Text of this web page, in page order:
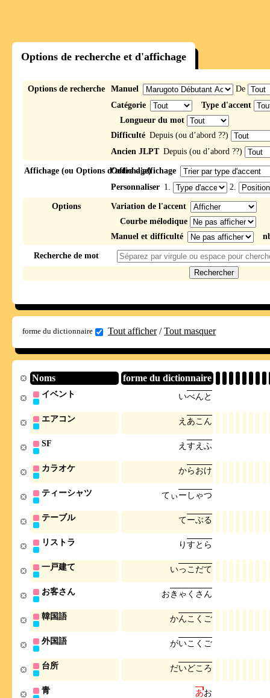
Options de recherche et d'affichage
Options de recherche Manuel
De
Catégorie
Type d'accent
Longueur du mot
Difficulté Depuis (ou d’abord ??)
Ancien JLPT Depuis (ou d’abord ??)
Affichage (ou Options d’affichage)
Ordre d'affichage
Personnaliser 1. 2.
Options
Variation de l'accent
Courbe mélodique
Manuel et difficulté
Recherche de mot
forme du dictionnaire Tout afficher/Tout masquer
Noms forme du dictionnaire
イベント いべんと
エアコン え あこ ん
SF え すえ ふ
カラオケ からおけ
ティーシャツ てぃー し ゃつ
テーブル てーぶる
リストラ りすと ら
一戸建て いっ こ だて
お客さん おき ゃ く さ ん
韓国語 かんこ く ご
外国語 がいこ く ご
台所 だいどこ ろ
青 あお